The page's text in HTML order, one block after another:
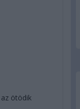
ötödik